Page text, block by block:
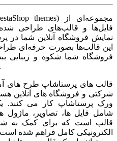
فایل‌ها و قالب‌های طراحی
نمایش فروشگاه آنلاین شما در
این قالب‌ها بصورت حرفه‌ای
فروشگاه شما شکوه و زیبایی
مشتریانتان را بهبود بخشند.
قالب های پرستاشاپ طرح های
شرکتی و فروشگاه های آنلاین
ورک پرستاشاپ کار می کنند.
شامل فایل ها، تصاویر،
قالب است که برای کمک به
الکترونیکی کامل فراهم شده